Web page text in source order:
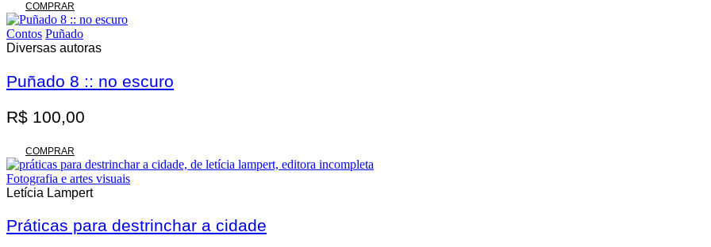
era:
R$ 62,00.
COMPRAR
Contos Puñado
Diversas autoras
Puñado 8 :: no escuro
R$ 100,00
COMPRAR
Fotografia e artes visuais
Letícia Lampert
Práticas para destrinchar a cidade